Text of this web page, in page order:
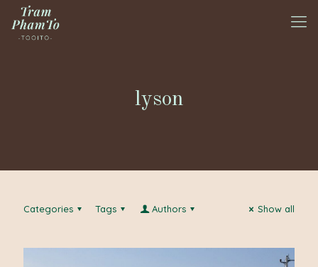
lyson
Categories Tags Authors Show all